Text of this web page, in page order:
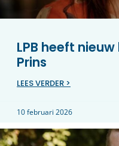
LPB heeft
Prins
LEES VERDER >
10 februari 2026